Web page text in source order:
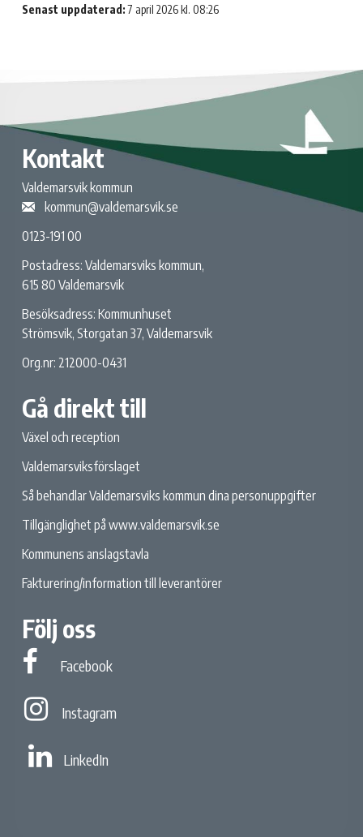
Senast uppdaterad: 7 april 2026 kl. 08:26
Kontakt
Valdemarsvik kommun
kommun@valdemarsvik.se
0123-191 00
Postadress: Valdemarsviks kommun,
615 80 Valdemarsvik
Besöksadress: Kommunhuset
Strömsvik, Storgatan 37, Valdemarsvik
Org.nr: 212000-0431
Gå direkt till
Växel och reception
Valdemarsviksförslaget
Så behandlar Valdemarsviks kommun dina personuppgifter
Tillgänglighet på www.valdemarsvik.se
Kommunens anslagstavla
Fakturering/information till leverantörer
Följ oss
Facebook
Facebook
Instagram
Instagram
LinkedIn
Linked In